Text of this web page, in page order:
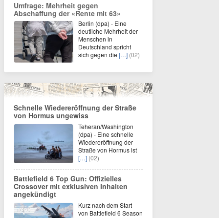
Umfrage: Mehrheit gegen
Abschaffung der «Rente mit 63»
Berlin (dpa) - Eine
deutliche Mehrheit der
Menschen in
Deutschland spricht
sich gegen die […] (02)
Schnelle Wiedereröffnung der Straße
von Hormus ungewiss
Teheran/Washington
(dpa) - Eine schnelle
Wiedereröffnung der
Straße von Hormus ist
[…] (02)
Battlefield 6 Top Gun: Offizielles
Crossover mit exklusiven Inhalten
angekündigt
Kurz nach dem Start
von Battlefield 6 Season